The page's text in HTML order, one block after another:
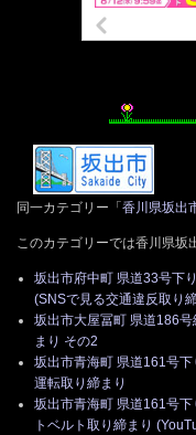
同一カテゴリー「 香川県坂出
このカテゴリーでは香川県坂
坂出市府中町 県道33号下
(SNSで見る交通違反取り
坂出市大屋冨町 県道186
まり その2
坂出市青海町 県道161号
運転取り締まり
坂出市青海町 県道161号
トベルト取り締まり